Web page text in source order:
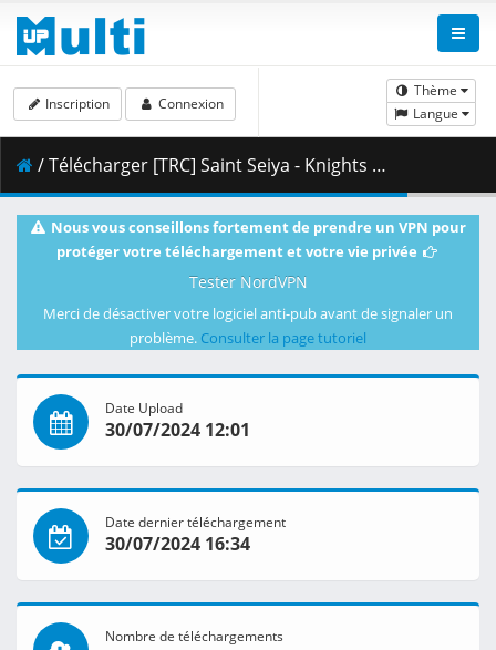
Thème
Langue
Inscription Connexion
/ Télécharger [TRC] Saint Seiya - Knights of the Zodiac - S03E12 [English Dub] [CR WEB-RIP 1080p HEVC-10 AAC] [1632FBC2].mkv.002 ( 374.98 MB )
Nous vous conseillons fortement de prendre un VPN pour
protéger votre téléchargement et votre vie privée
Tester NordVPN
Merci de désactiver votre logiciel anti-pub avant de signaler un
problème. Consulter la page tutoriel
Date Upload
30/07/2024 12:01
Date dernier téléchargement
30/07/2024 16:34
Nombre de téléchargements